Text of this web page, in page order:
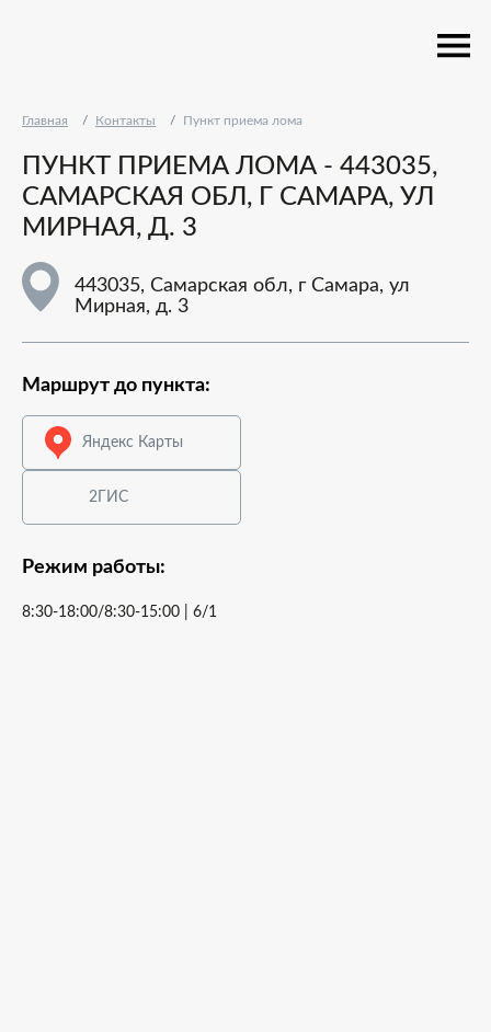
Главная Контакты Пункт приема лома
ПУНКТ ПРИЕМА ЛОМА - 443035,
САМАРСКАЯ ОБЛ, Г САМАРА, УЛ
МИРНАЯ, Д. 3
443035, Самарская обл, г Самара, ул
Мирная, д. 3
Маршрут до пункта:
Яндекс Карты
2ГИС
Режим работы:
8:30-18:00/8:30-15:00 | 6/1